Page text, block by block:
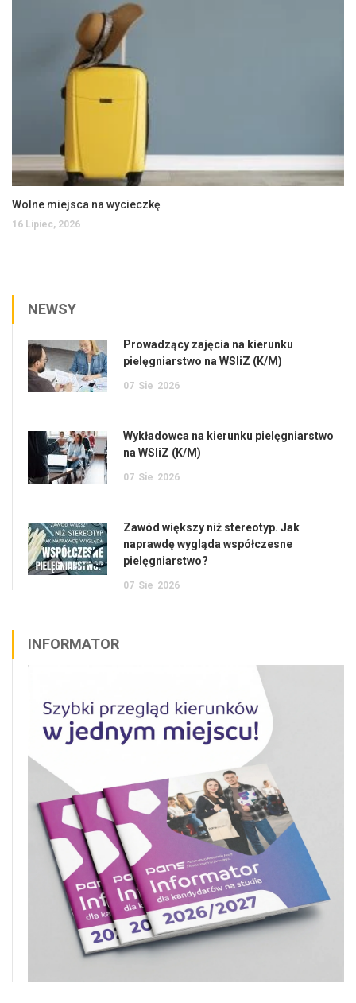
Wolne miejsca na wycieczkę
16 Lipiec, 2026
NEWSY
Prowadzący zajęcia na kierunku
pielęgniarstwo na WSIiZ (K/M)
07 Sie 2026
Wykładowca na kierunku pielęgniarstwo
na WSIiZ (K/M)
07 Sie 2026
Zawód większy niż stereotyp. Jak
naprawdę wygląda współczesne
pielęgniarstwo?
07 Sie 2026
INFORMATOR